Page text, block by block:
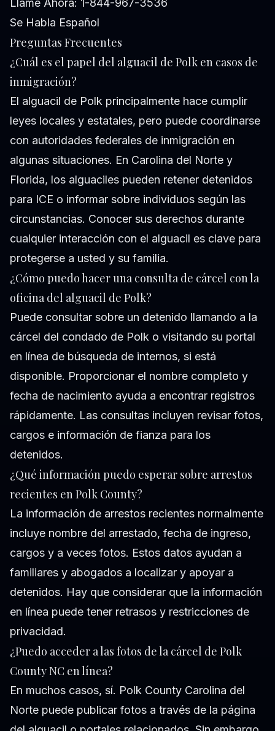
Llame Ahora: 1-844-967-3536
Se Habla Español
Preguntas Frecuentes
¿Cuál es el papel del alguacil de Polk en casos de
inmigración?
El alguacil de Polk principalmente hace cumplir
leyes locales y estatales, pero puede coordinarse
con autoridades federales de inmigración en
algunas situaciones. En Carolina del Norte y
Florida, los alguaciles pueden retener detenidos
para ICE o informar sobre individuos según las
circunstancias. Conocer sus derechos durante
cualquier interacción con el alguacil es clave para
protegerse a usted y su familia.
¿Cómo puedo hacer una consulta de cárcel con la
oficina del alguacil de Polk?
Puede consultar sobre un detenido llamando a la
cárcel del condado de Polk o visitando su portal
en línea de búsqueda de internos, si está
disponible. Proporcionar el nombre completo y
fecha de nacimiento ayuda a encontrar registros
rápidamente. Las consultas incluyen revisar fotos,
cargos e información de fianza para los
detenidos.
¿Qué información puedo esperar sobre arrestos
recientes en Polk County?
La información de arrestos recientes normalmente
incluye nombre del arrestado, fecha de ingreso,
cargos y a veces fotos. Estos datos ayudan a
familiares y abogados a localizar y apoyar a
detenidos. Hay que considerar que la información
en línea puede tener retrasos y restricciones de
privacidad.
¿Puedo acceder a las fotos de la cárcel de Polk
County NC en línea?
En muchos casos, sí. Polk County Carolina del
Norte puede publicar fotos a través de la página